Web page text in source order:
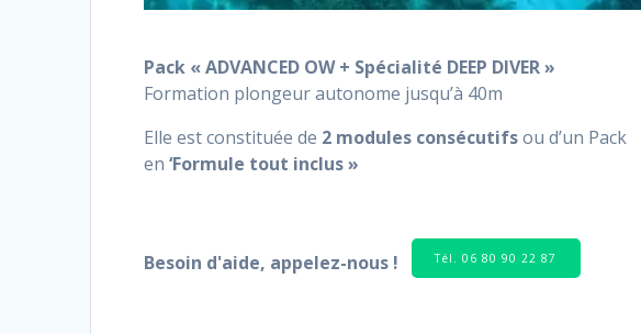
Pack « ADVANCED OW + Spécialité DEEP DIVER »
Formation plongeur autonome jusqu’à 40m
Elle est constituée de 2 modules consécutifsou d’un Pack
en‘Formule tout inclus »
Besoin d'aide, appelez-nous ! Tél. 06 80 90 22 87